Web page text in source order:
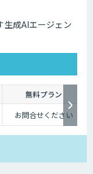
生成AIエージェン
無料プラン
お問合せください